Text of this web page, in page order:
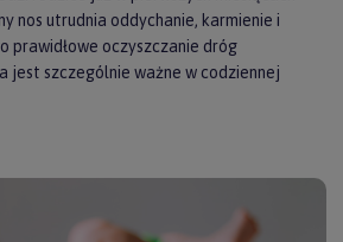
nos utrudnia oddychanie, karmienie i
prawidłowe oczyszczanie dróg
jest szczególnie ważne w codziennej
wspierających realizację tego
zalegającą wydzielinę.